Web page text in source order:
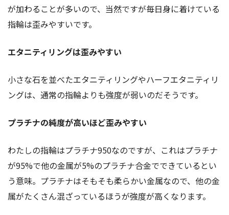
が加わることが多いので、当然ですが毎日身に着けている
指輪は歪みやすいです。
エタニティリングは歪みやすい
小さな石を並べたエタニティリングやハーフエタニティリ
ングは、通常の指輪よりも強度が弱いのだそうです。
プラチナの純度が高いほど歪みやすい
わたしの指輪はプラチナ950なのですが、これはプラチナ
が95%で他の金属が5%のプラチナ合金でできているとい
う意味。プラチナはそもそも柔らかい金属なので、他の金
属がたくさん混ざっているほうが強度が高くなります。